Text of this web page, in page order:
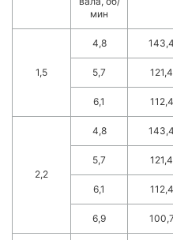
мин
1,5
4,8
5,7
6,1
2,2
4,8
5,7
6,1
6,9